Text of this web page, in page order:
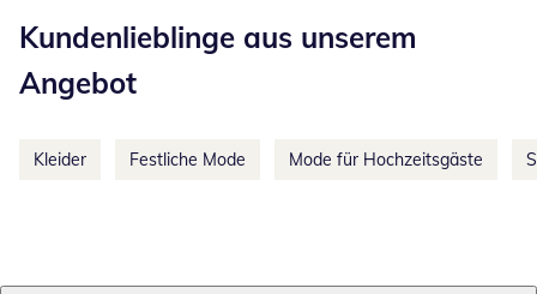
Kundenlieblinge aus unserem
Angebot
Kleider Festliche Mode Mode für Hochzeitsgäste